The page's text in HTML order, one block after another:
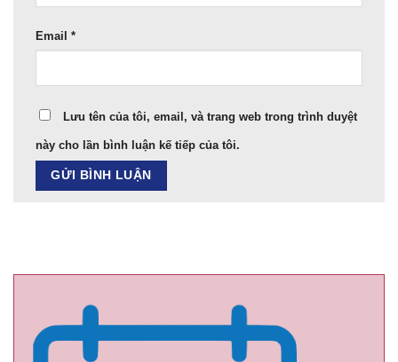
Email *
Lưu tên của tôi, email, và trang web trong trình duyệt
này cho lần bình luận kế tiếp của tôi.